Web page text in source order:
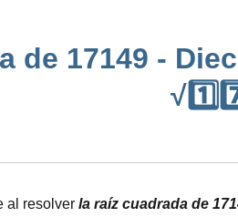
de 17149 -
al resolver la raíz cuadrada de